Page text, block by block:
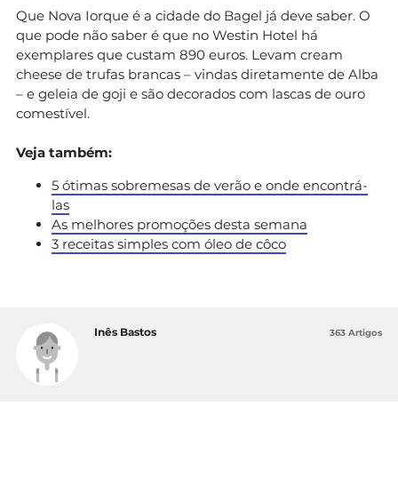
Que Nova Iorque é a cidade do Bagel já deve saber. O
que pode não saber é que no Westin Hotel há
exemplares que custam 890 euros. Levam cream
cheese de trufas brancas – vindas diretamente de Alba
– e geleia de goji e são decorados com lascas de ouro
comestível.
Veja também:
5 ótimas sobremesas de verão e onde encontrá-
las
As melhores promoções desta semana
3 receitas simples com óleo de côco
Inês Bastos 363 Artigos